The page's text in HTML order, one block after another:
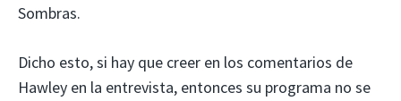
Sombras.
Dicho esto, si hay que creer en los comentarios de
Hawley en la entrevista, entonces su programa no se